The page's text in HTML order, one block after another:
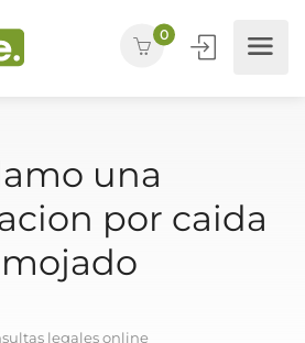
0
una
por caida
legales online